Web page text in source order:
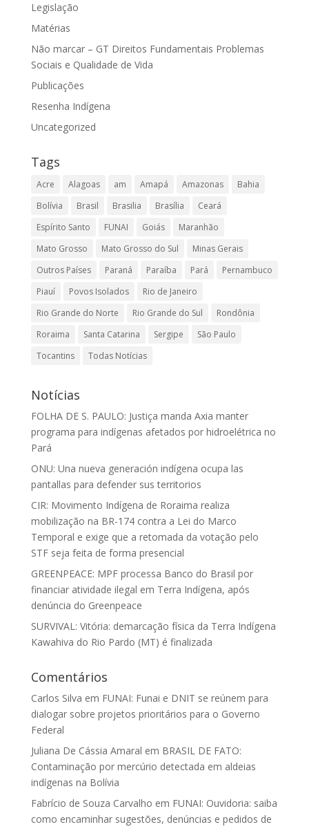
Legislação
Matérias
Não marcar – GT Direitos Fundamentais Problemas
Sociais e Qualidade de Vida
Publicações
Resenha Indígena
Uncategorized
Tags
Acre Alagoas am Amapá Amazonas
Bahia
Bolívia
Brasil Brasilia Brasília
Ceará
Espírito Santo
FUNAI Goiás
Maranhão
Mato Grosso
Mato Grosso do Sul
Minas Gerais
Outros Países
Paraná Paraíba Pará
Pernambuco
Piauí
Povos Isolados
Rio de Janeiro
Rio Grande do Norte
Rio Grande do Sul
Rondônia
Roraima
Santa Catarina Sergipe
São Paulo
Tocantins
Todas Notícias
Notícias
FOLHA DE S. PAULO: Justiça manda Axia manter
programa para indígenas afetados por hidroelétrica no
Pará
ONU: Una nueva generación indígena ocupa las
pantallas para defender sus territorios
CIR: Movimento Indígena de Roraima realiza
mobilização na BR-174 contra a Lei do Marco
Temporal e exige que a retomada da votação pelo
STF seja feita de forma presencial
GREENPEACE: MPF processa Banco do Brasil por
financiar atividade ilegal em Terra Indígena, após
denúncia do Greenpeace
SURVIVAL: Vitória: demarcação física da Terra Indígena
Kawahiva do Rio Pardo (MT) é finalizada
Comentários
Carlos Silva em FUNAI: Funai e DNIT se reúnem para
dialogar sobre projetos prioritários para o Governo
Federal
Juliana De Cássia Amaral em BRASIL DE FATO:
Contaminação por mercúrio detectada em aldeias
indígenas na Bolívia
Fabrício de Souza Carvalho em FUNAI: Ouvidoria: saiba
como encaminhar sugestões, denúncias e pedidos de